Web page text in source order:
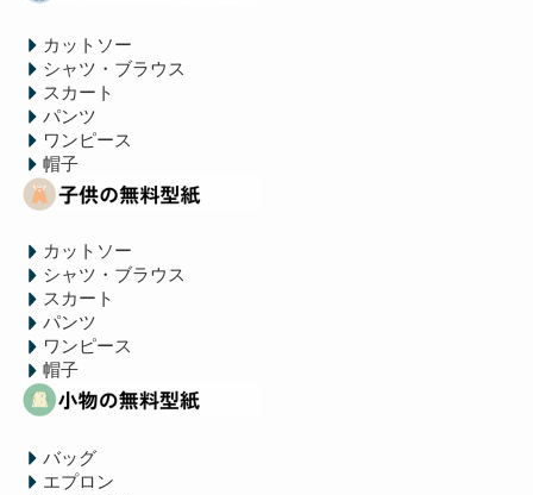
カットソー
シャツ・ブラウス
スカート
パンツ
ワンピース
帽子
カットソー
シャツ・ブラウス
スカート
パンツ
ワンピース
帽子
バッグ
エプロン